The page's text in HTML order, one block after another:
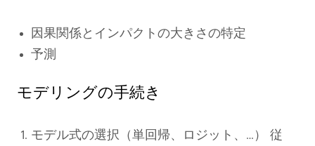
因果関係とインパクトの大きさの特定
予測
モデリングの手続き
モデル式の選択（単回帰、ロジット、…） 従